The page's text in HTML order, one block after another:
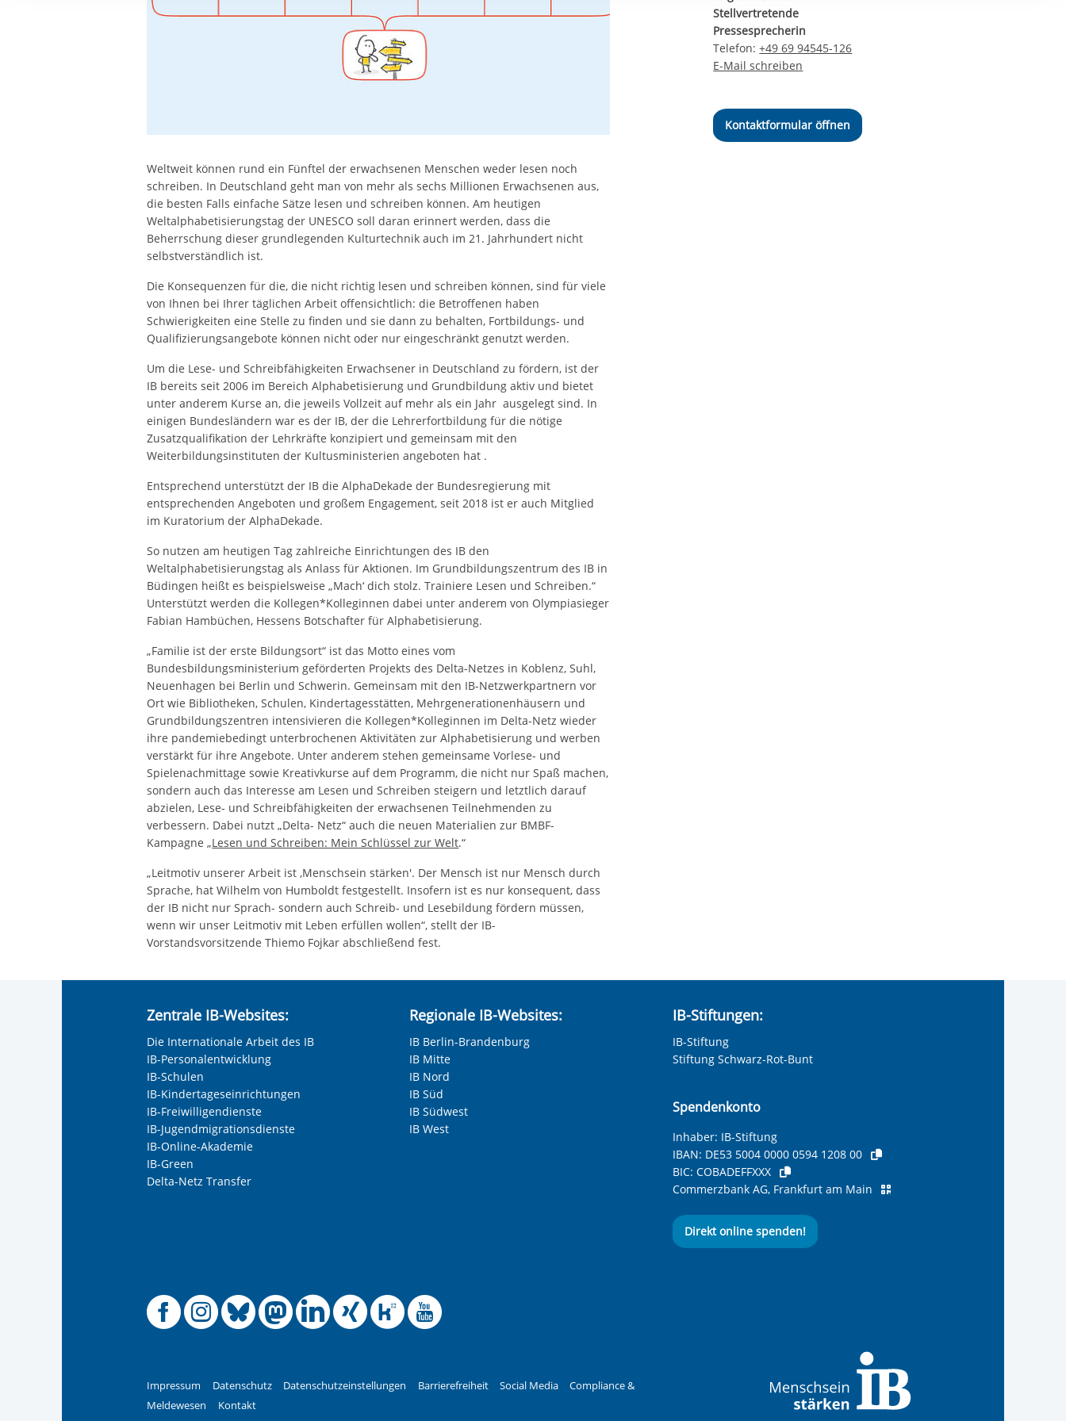
Ihre etwaige Einwilligung erstreckt sich nicht auf notwendige Cookies, die erforderlich zur Bereitstellung
der von Ihnen aufgerufenen und somit gewünschten Website-Funktionen sind. Diese Cookies setzen wir
aufgrund berechtigter Interessen und daher unabhängig von einer Einwilligung.
Weltweit können rund ein Fünftel der erwachsenen Menschen weder lesen noch
schreiben. In Deutschland geht man von mehr als sechs Millionen Erwachsenen aus,
die besten Falls einfache Sätze lesen und schreiben können. Am heutigen
Weltalphabetisierungstag der UNESCO soll daran erinnert werden, dass die
Beherrschung dieser grundlegenden Kulturtechnik auch im 21. Jahrhundert nicht
selbstverständlich ist.
Die Konsequenzen für die, die nicht richtig lesen und schreiben können, sind für viele
von Ihnen bei Ihrer täglichen Arbeit offensichtlich: die Betroffenen haben
Schwierigkeiten eine Stelle zu finden und sie dann zu behalten, Fortbildungs- und
Qualifizierungsangebote können nicht oder nur eingeschränkt genutzt werden.
Um die Lese- und Schreibfähigkeiten Erwachsener in Deutschland zu fördern, ist der
IB bereits seit 2006 im Bereich Alphabetisierung und Grundbildung aktiv und bietet
unter anderem Kurse an, die jeweils Vollzeit auf mehr als ein Jahr ausgelegt sind. In
einigen Bundesländern war es der IB, der die Lehrerfortbildung für die nötige
Zusatzqualifikation der Lehrkräfte konzipiert und gemeinsam mit den
Weiterbildungsinstituten der Kultusministerien angeboten hat .
Entsprechend unterstützt der IB die AlphaDekade der Bundesregierung mit
entsprechenden Angeboten und großem Engagement, seit 2018 ist er auch Mitglied
im Kuratorium der AlphaDekade.
So nutzen am heutigen Tag zahlreiche Einrichtungen des IB den
Weltalphabetisierungstag als Anlass für Aktionen. Im Grundbildungszentrum des IB in
Büdingen heißt es beispielsweise „Mach‘ dich stolz. Trainiere Lesen und Schreiben.“
Unterstützt werden die Kollegen*Kolleginnen dabei unter anderem von Olympiasieger
Fabian Hambüchen, Hessens Botschafter für Alphabetisierung.
„Familie ist der erste Bildungsort“ ist das Motto eines vom
Bundesbildungsministerium geförderten Projekts des Delta-Netzes in Koblenz, Suhl,
Neuenhagen bei Berlin und Schwerin. Gemeinsam mit den IB-Netzwerkpartnern vor
Ort wie Bibliotheken, Schulen, Kindertagesstätten, Mehrgenerationenhäusern und
Grundbildungszentren intensivieren die Kollegen*Kolleginnen im Delta-Netz wieder
ihre pandemiebedingt unterbrochenen Aktivitäten zur Alphabetisierung und werben
verstärkt für ihre Angebote. Unter anderem stehen gemeinsame Vorlese- und
Spielenachmittage sowie Kreativkurse auf dem Programm, die nicht nur Spaß machen,
sondern auch das Interesse am Lesen und Schreiben steigern und letztlich darauf
abzielen, Lese- und Schreibfähigkeiten der erwachsenen Teilnehmenden zu
verbessern. Dabei nutzt „Delta- Netz“ auch die neuen Materialien zur BMBF-
Kampagne „Lesen und Schreiben: Mein Schlüssel zur Welt.“
„Leitmotiv unserer Arbeit ist ,Menschsein stärken'. Der Mensch ist nur Mensch durch
Sprache, hat Wilhelm von Humboldt festgestellt. Insofern ist es nur konsequent, dass
der IB nicht nur Sprach- sondern auch Schreib- und Lesebildung fördern müssen,
wenn wir unser Leitmotiv mit Leben erfüllen wollen“, stellt der IB-
Vorstandsvorsitzende Thiemo Fojkar abschließend fest.
Stellvertretende
Pressesprecherin
Telefon:+49 69 94545-126
E-Mail schreiben
Kontaktformular öffnen
Zentrale IB-Websites:
Die Internationale Arbeit des IB
IB-Personalentwicklung
IB-Schulen
IB-Kindertageseinrichtungen
IB-Freiwilligendienste
IB-Jugendmigrationsdienste
IB-Online-Akademie
IB-Green
Delta-Netz Transfer
Regionale IB-Websites:
IB Berlin-Brandenburg
IB Mitte
IB Nord
IB Süd
IB Südwest
IB West
IB-Stiftungen:
IB-Stiftung
Stiftung Schwarz-Rot-Bunt
Spendenkonto
Inhaber: IB-Stiftung
IBAN: DE53 5004 0000 0594 1208 00
BIC: COBADEFFXXX
Commerzbank AG, Frankfurt am Main
Direkt online spenden!
Offizielle Facebook-Seite des Internationalen Bund
Offizielle Instagram-Seite des Internationalen Bund
Offizielle BlueSky-Seite des Internationalen Bund
Offizielle Mastodon-Seite des Internationalen
Offizielle LinkedIn-Seite des Internationalen
Offizielle Xing-Seite des Internationalen
Offizielle Kununu-Seite des
Impressum Datenschutz Datenschutzeinstellungen Barrierefreiheit Social Media
Compliance &
Meldewesen
Kontakt